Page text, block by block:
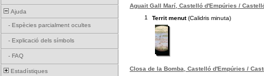
Ajuda
- Espècies parcialment ocultes
- Explicació dels símbols
- FAQ
Estadístiques
Aguait Gall Marí, Castelló d'Empúries /
1
Territ menut (Calidris minuta)
Closa de la Bomba, Castelló d'Empúries /